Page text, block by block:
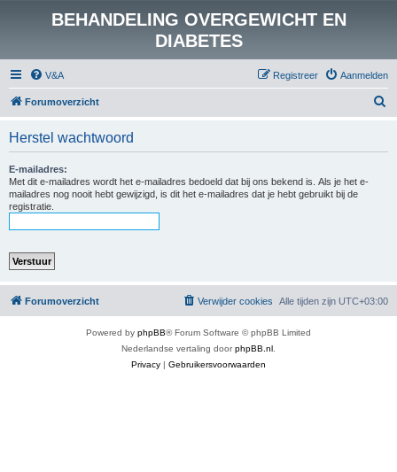
BEHANDELING OVERGEWICHT EN
DIABETES
V&A Aanmelden
Registreer
Forumoverzicht
Herstel wachtwoord
E-mailadres:
Met dit e-mailadres wordt het e-mailadres bedoeld dat bij ons bekend is. Als je het e-
mailadres nog nooit hebt gewijzigd, is dit het e-mailadres dat je hebt gebruikt bij de
registratie.
Forumoverzicht Alle tijden zijn UTC+03:00
Verwijder cookies
Powered by phpBB® Forum Software © phpBB Limited
Nederlandse vertaling doorphpBB.nl
Privacy | Gebruikersvoorwaarden